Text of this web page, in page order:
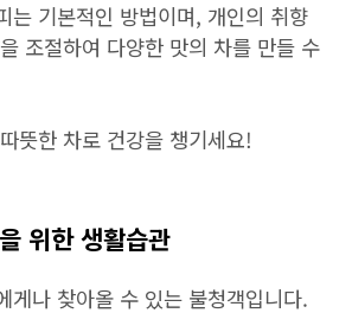
는 기본적인 방법이며, 개인의 취향
조절하여 다양한 맛의 차를 만들 수
뜻한 차로 건강을 챙기세요!
위한 생활습관
게나 찾아올 수 있는 불청객입니다.